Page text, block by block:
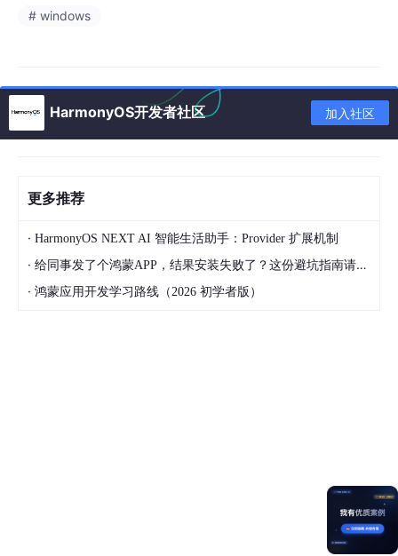
# windows
HarmonyOS开发者社区 加入社区
更多推荐
· HarmonyOS NEXT AI 智能生活助手：Provider 扩展机制
· 给同事发了个鸿蒙APP，结果安装失败了？这份避坑指南请收好
· 鸿蒙应用开发学习路线（2026 初学者版）